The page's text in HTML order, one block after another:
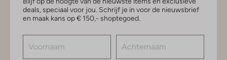
deals, speciaal voor jou. Schrijf je in voor de nieuwsbrief
en maak kans op € 150,- shoptegoed.